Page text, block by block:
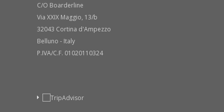
C/O Boarderline
Via XXIX Maggio, 13/b
32043 Cortina d'Ampezzo
Belluno - Italy
P.IVA/C.F. 01020110324